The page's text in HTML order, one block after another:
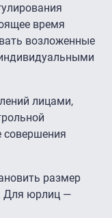
время
возложенные
лицами,
совершения
размер
Для юрлиц —